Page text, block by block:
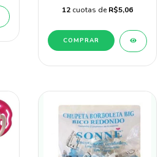
12 cuotas deR$5,06
COMPRAR